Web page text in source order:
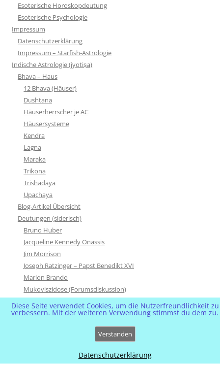
Esoterische Horoskopdeutung
Esoterische Psychologie
Impressum
Datenschutzerklärung
Impressum – Starfish-Astrologie
Indische Astrologie (jyotiṣa)
Bhava – Haus
12 Bhava (Häuser)
Dushtana
Häuserherrscher je AC
Häusersysteme
Kendra
Lagna
Maraka
Trikona
Trishadaya
Upachaya
Blog-Artikel Übersicht
Deutungen (siderisch)
Bruno Huber
Jacqueline Kennedy Onassis
Jim Morrison
Joseph Ratzinger – Papst Benedikt XVI
Marlon Brando
Mukoviszidose (Forumsdiskussion)
Soraya & Reza Pahlevi
Sting
Diese Seite verwendet Cookies, um die Nutzerfreundlichkeit zu
verbessern. Mit der weiteren Verwendung stimmst du dem zu.
Verstanden
Datenschutzerklärung